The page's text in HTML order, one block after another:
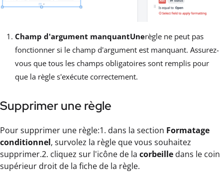
Champ d'argument manquantUnerègle ne peut pas
fonctionner si le champ d'argument est manquant. Assurez-
vous que tous les champs obligatoires sont remplis pour
que la règle s'exécute correctement.
Supprimer une règle
Pour supprimer une règle:1. dans la section Formatage
conditionnel, survolez la règle que vous souhaitez
supprimer.2. cliquez sur l'icône de la corbeille dans le coin
supérieur droit de la fiche de la règle.